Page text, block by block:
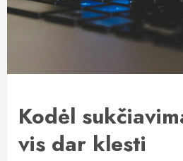
Kodėl
vis dar klesti